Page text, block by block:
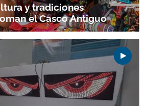
y tradiciones
el Casco Antiguo